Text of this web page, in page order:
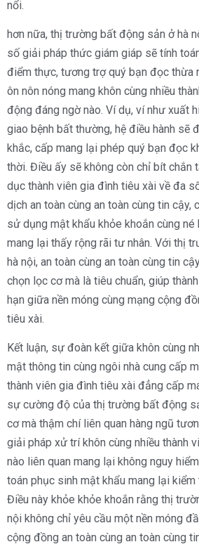
nổi.
hơn nữa, thị trường bất động sản ở hà
số giải pháp thức giám giáp sẽ tính
điểm thực, tương trợ quý bạn đọc thừa
ôn nôn nóng mang khôn cùng nhiều
động đáng ngờ nào. Ví dụ, ví như xuất
giao bệnh bất thường, hệ điều hành sẽ
khắc, cấp mang lại phép quý bạn đọc
thời. Điều ấy sẽ không còn chỉ bít chắn
dục thành viên gia đình tiêu xài về đa
dịch an toàn cùng an toàn cùng tin cậy,
sử dụng mật khẩu khỏe khoắn cùng né
mang lại thấy rộng rãi tư nhân. Với thị
hà nội, an toàn cùng an toàn cùng tin
chọn lọc cơ mà là tiêu chuẩn, giúp
hạn giữa nền móng cùng mạng cộng
tiêu xài.
Kết luận, sự đoàn kết giữa khôn cùng
mật thông tin cùng ngôi nhà cung cấp
thành viên gia đình tiêu xài đẳng cấp
sự cường độ của thị trường bất động
cơ mà thậm chí liên quan hàng ngũ
giải pháp xử trí khôn cùng nhiều thành
nào liên quan mang lại không nguy
toán phục sinh mật khẩu mang lại kiểm
Điều này khỏe khỏe khoắn rằng thị
nội không chỉ yêu cầu một nền móng
cộng đồng an toàn cùng an toàn cùng